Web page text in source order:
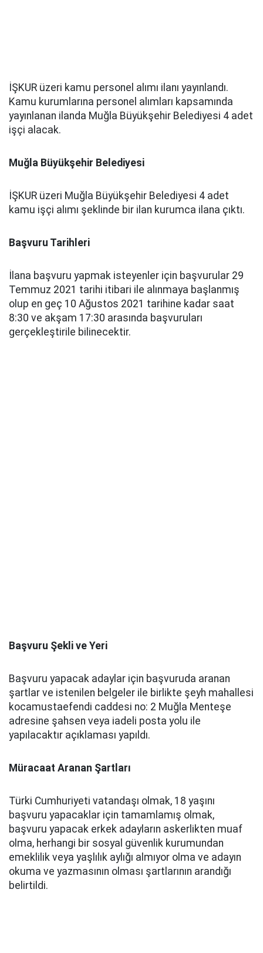
İŞKUR üzeri kamu personel alımı ilanı yayınlandı.
Kamu kurumlarına personel alımları kapsamında
yayınlanan ilanda Muğla Büyükşehir Belediyesi 4 adet
işçi alacak.
Muğla Büyükşehir Belediyesi
İŞKUR üzeri Muğla Büyükşehir Belediyesi 4 adet
kamu işçi alımı şeklinde bir ilan kurumca ilana çıktı.
Başvuru Tarihleri
İlana başvuru yapmak isteyenler için başvurular 29
Temmuz 2021 tarihi itibari ile alınmaya başlanmış
olup en geç 10 Ağustos 2021 tarihine kadar saat
8:30 ve akşam 17:30 arasında başvuruları
gerçekleştirile bilinecektir.
Başvuru Şekli ve Yeri
Başvuru yapacak adaylar için başvuruda aranan
şartlar ve istenilen belgeler ile birlikte şeyh mahallesi
kocamustaefendi caddesi no: 2 Muğla Menteşe
adresine şahsen veya iadeli posta yolu ile
yapılacaktır açıklaması yapıldı.
Müracaat Aranan Şartları
Türki Cumhuriyeti vatandaşı olmak, 18 yaşını
başvuru yapacaklar için tamamlamış olmak,
başvuru yapacak erkek adayların askerlikten muaf
olma, herhangi bir sosyal güvenlik kurumundan
emeklilik veya yaşlılık aylığı almıyor olma ve adayın
okuma ve yazmasının olması şartlarının arandığı
belirtildi.